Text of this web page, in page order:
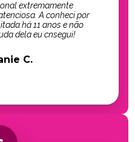
extremamente
A conheci por
há 11 anos e não
dela eu cnsegui!
C.